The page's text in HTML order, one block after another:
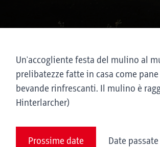
Un'accogliente festa del mulino al
prelibatezze fatte in casa come
bevande rinfrescanti. Il mulino è
Hinterlarcher)
Prossime date Date passate